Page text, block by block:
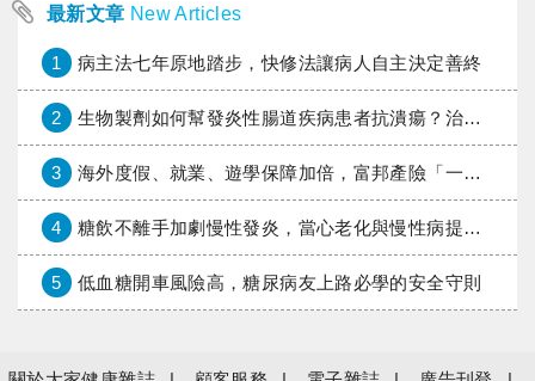
最新文章 New Articles
1 病主法七年原地踏步，快修法讓病人自主決定善終
2 生物製劑如何幫發炎性腸道疾病患者抗潰瘍？治療進展與健保給付困境一次看
3 海外度假、就業、遊學保障加倍，富邦產險「一期逐夢」專案加碼遠距醫療與緊急救援
4 糖飲不離手加劇慢性發炎，當心老化與慢性病提早報到
5 低血糖開車風險高，糖尿病友上路必學的安全守則